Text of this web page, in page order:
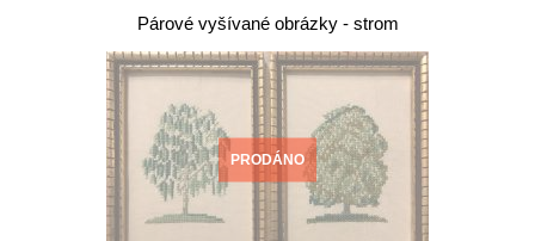
Párové vyšívané obrázky - strom
PRODÁNO